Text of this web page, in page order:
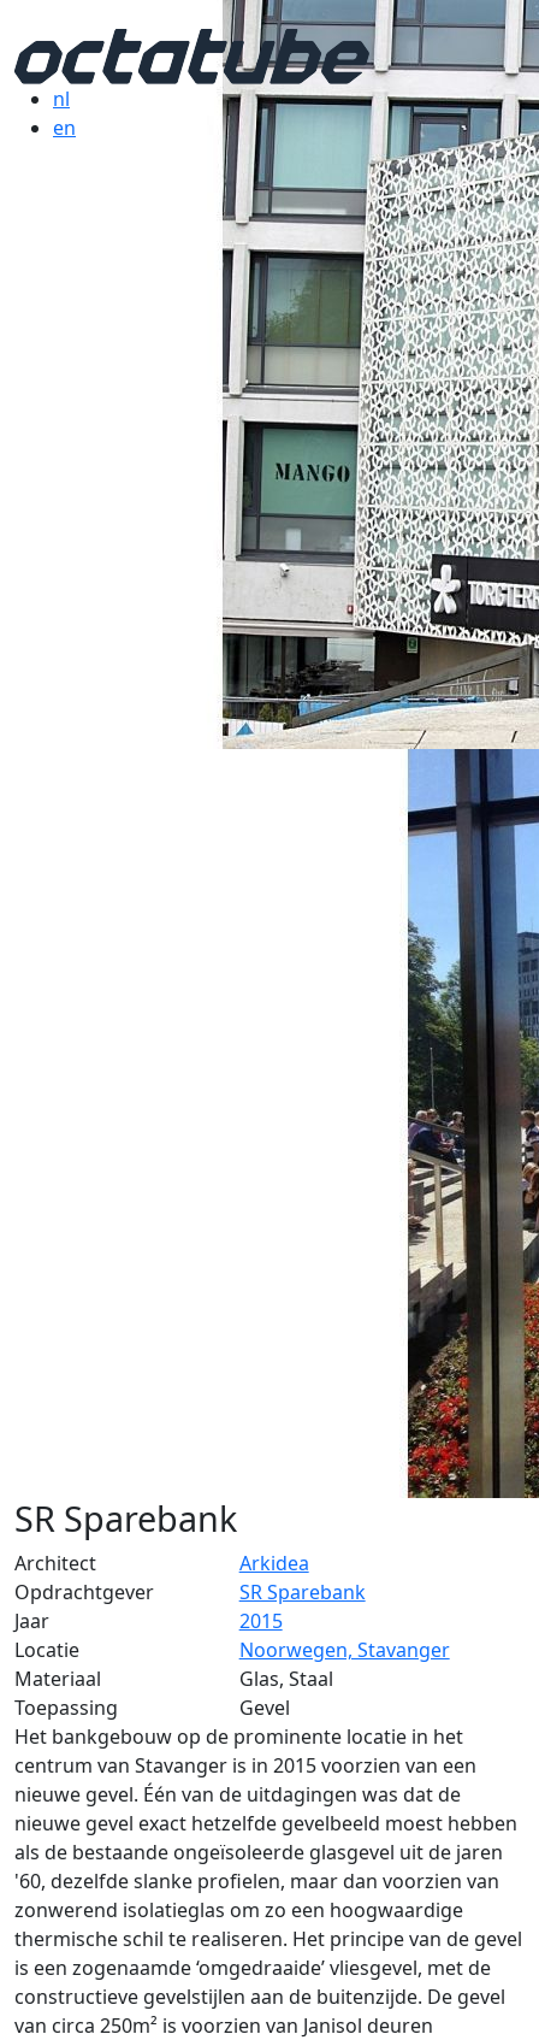
nl
en
SR Sparebank
Architect
Arkidea
Opdrachtgever
SR Sparebank
Jaar
2015
Locatie
Noorwegen, Stavanger
Materiaal
Glas, Staal
Toepassing
Gevel
Het bankgebouw op de prominente locatie in het
centrum van Stavanger is in 2015 voorzien van een
nieuwe gevel. Één van de uitdagingen was dat de
nieuwe gevel exact hetzelfde gevelbeeld moest hebben
als de bestaande ongeïsoleerde glasgevel uit de jaren
'60, dezelfde slanke profielen, maar dan voorzien van
zonwerend isolatieglas om zo een hoogwaardige
thermische schil te realiseren. Het principe van de gevel
is een zogenaamde ‘omgedraaide’ vliesgevel, met de
constructieve gevelstijlen aan de buitenzijde. De gevel
van circa 250m² is voorzien van Janisol deuren